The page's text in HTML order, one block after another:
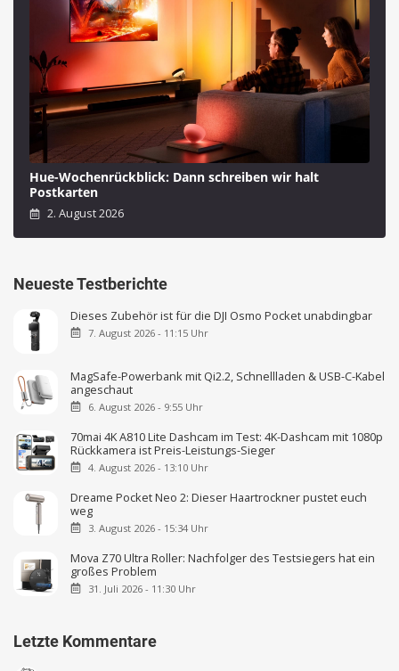
Hue-Wochenrückblick: Dann schreiben wir halt
Postkarten
2. August 2026
Neueste Testberichte
Dieses Zubehör ist für die DJI Osmo Pocket unabdingbar
7. August 2026 - 11:15 Uhr
MagSafe-Powerbank mit Qi2.2, Schnellladen & USB-C-Kabel
angeschaut
6. August 2026 - 9:55 Uhr
70mai 4K A810 Lite Dashcam im Test: 4K-Dashcam mit 1080p
Rückkamera ist Preis-Leistungs-Sieger
4. August 2026 - 13:10 Uhr
Dreame Pocket Neo 2: Dieser Haartrockner pustet euch
weg
3. August 2026 - 15:34 Uhr
Mova Z70 Ultra Roller: Nachfolger des Testsiegers hat ein
großes Problem
31. Juli 2026 - 11:30 Uhr
Letzte Kommentare